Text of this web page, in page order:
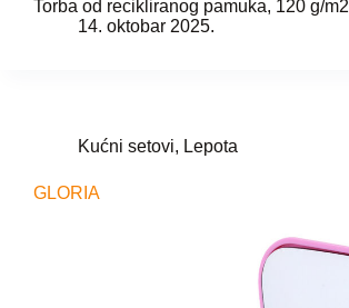
Torba od recikliranog pamuka, 120 g/m2
14. oktobar 2025.
Kućni setovi, Lepota
GLORIA